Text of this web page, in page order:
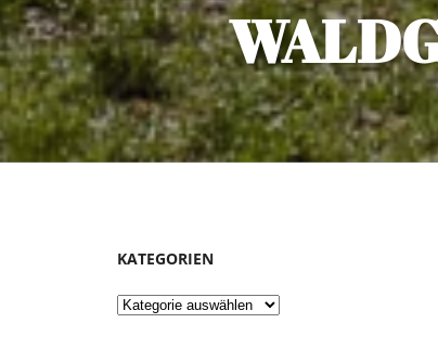
KATEGORIEN
Kategorien